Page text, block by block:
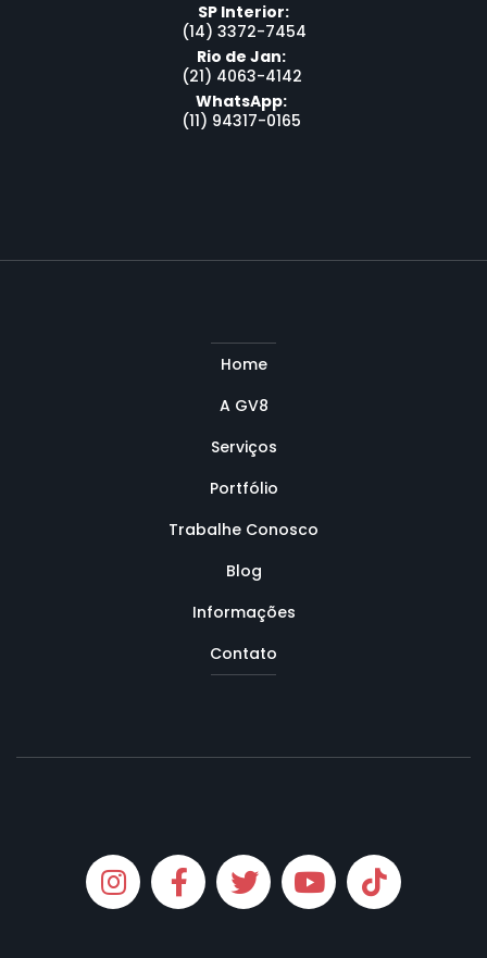
SP Interior:
(14) 3372-7454
Rio de Jan:
(21) 4063-4142
WhatsApp:
(11) 94317-0165
Home
A GV8
Serviços
Portfólio
Trabalhe Conosco
Blog
Informações
Contato
Instagram
Facebook
TwitterYoutube
Tiktok